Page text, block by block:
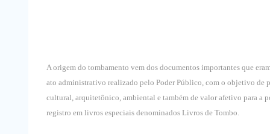
A origem do tombamento vem dos documentos importantes que
ato administrativo realizado pelo Poder Público, com o objetivo de
cultural, arquitetônico, ambiental e também de valor afetivo para a
registro em livros especiais denominados Livros de Tombo.